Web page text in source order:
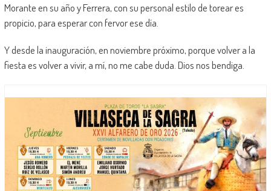
Morante en su año y Ferrera, con su personal estilo de torear es
propicio, para esperar con fervor ese día.
Y desde la inauguración, en noviembre próximo, porque volver a la
fiesta es volver a vivir, a mí, no me cabe duda. Dios nos bendiga.